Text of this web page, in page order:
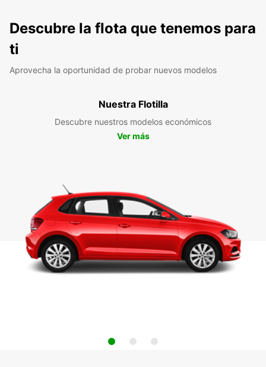
Descubre la flota que tenemos para
ti
Aprovecha la oportunidad de probar nuevos modelos
Nuestra Flotilla
Descubre nuestros modelos económicos
Ver más